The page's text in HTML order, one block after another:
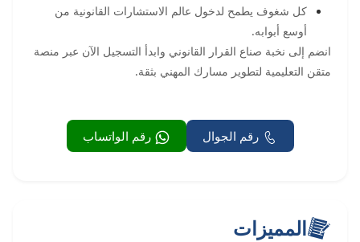
كل شغوف يطمح لدخول عالم الاستشارات القانونية من
أوسع أبوابه.
انضم إلى نخبة صناع القرار القانوني وابدأ التسجيل الآن عبر منصة
متقن التعليمية لتطوير مسارك المهني بثقة.
رقم الجوال رقم الواتساب
المميزات